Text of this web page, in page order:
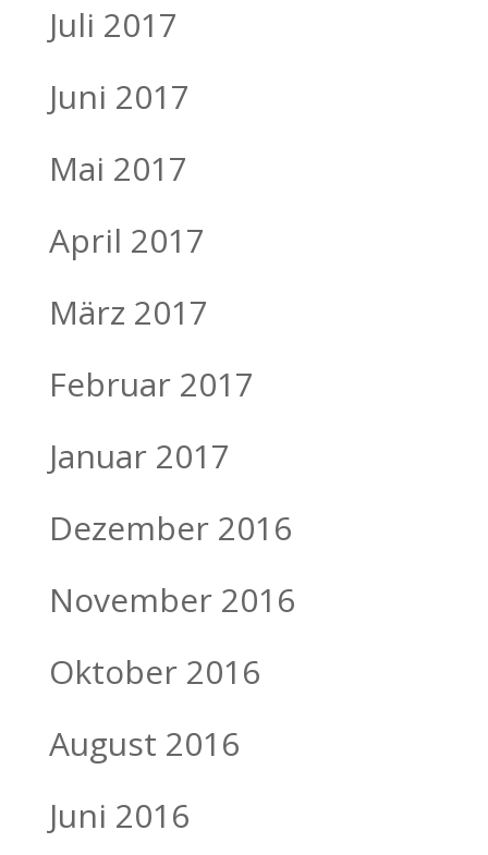
Juli 2017
Juni 2017
Mai 2017
April 2017
März 2017
Februar 2017
Januar 2017
Dezember 2016
November 2016
Oktober 2016
August 2016
Juni 2016